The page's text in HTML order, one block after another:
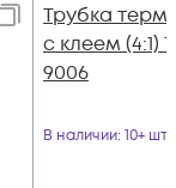
Трубка
с клеем (4:1)
9006
В наличии: 10+ шт